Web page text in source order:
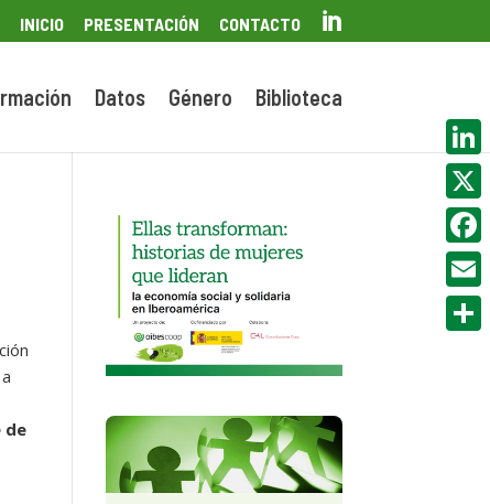
INICIO PRESENTACIÓN CONTACTO 
Datos Género Biblioteca
de
X
Email